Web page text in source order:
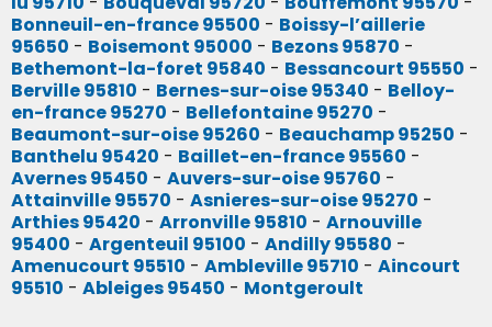
Bonneuil-en-france 95500 - Boissy-l’aillerie
95650 - Boisemont 95000 - Bezons 95870 -
Bethemont-la-foret 95840 - Bessancourt 95550 -
Berville 95810 - Bernes-sur-oise 95340 - Belloy-
en-france 95270 - Bellefontaine 95270 -
Beaumont-sur-oise 95260 - Beauchamp 95250 -
Banthelu 95420 - Baillet-en-france 95560 -
Avernes 95450 - Auvers-sur-oise 95760 -
Attainville 95570 - Asnieres-sur-oise 95270 -
Arthies 95420 - Arronville 95810 - Arnouville
95400 - Argenteuil 95100 - Andilly 95580 -
Amenucourt 95510 - Ambleville 95710 - Aincourt
95510 - Ableiges 95450 - Montgeroult